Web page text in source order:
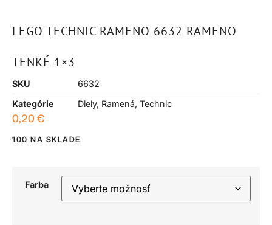
LEGO TECHNIC RAMENO 6632 RAMENO
TENKÉ 1×3
SKU
6632
Kategórie
Diely, Ramená, Technic
0,20 €
100 NA SKLADE
Farba